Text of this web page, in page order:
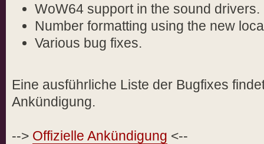
WoW64 support in the sound drivers.
Number formatting using the new
Various bug fixes.
Eine ausführliche Liste der Bugfixes
Ankündigung.
--> Offizielle Ankündigung <--